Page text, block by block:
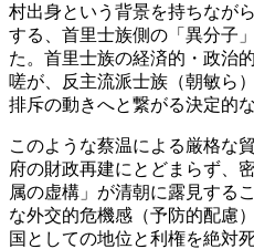
村出身という背景を持ちなが
する、首里士族側の「異分子
た。首里士族の経済的・政治
嗟が、反主流派士族（朝敏ら
排斥の動きへと繋がる決定的
このような蔡温による厳格な
府の財政再建にとどまらず、
属の虚構」が清朝に露見する
な外交的危機感（予防的配慮
国としての地位と利権を絶対